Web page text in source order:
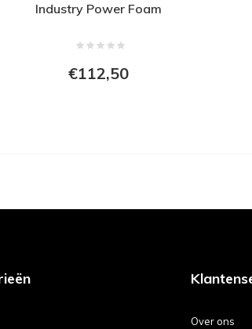
Industry Power Foam
€112,50
Over ons